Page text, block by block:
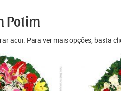
Potim
aqui. Para ver mais opções, basta